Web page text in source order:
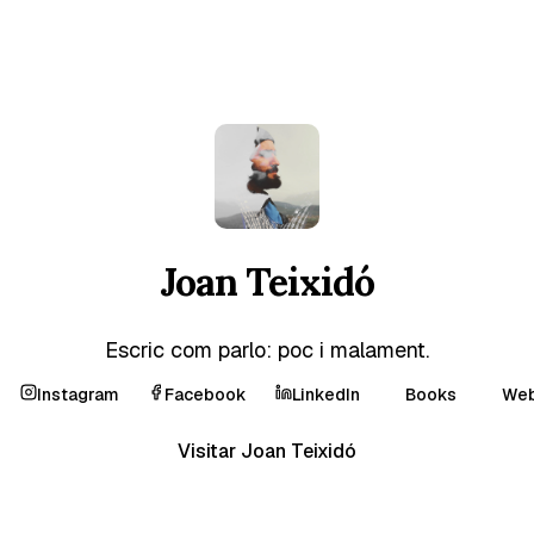
Joan Teixidó
Escric com parlo: poc i malament.
Instagram Facebook LinkedIn Books
Visitar Joan Teixidó